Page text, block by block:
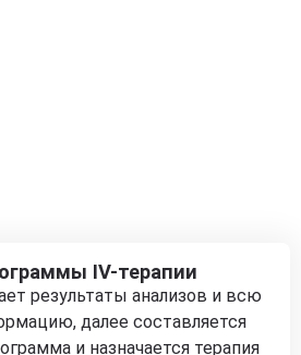
IV-терапии
результаты анализов и всю
далее составляется
и назначается терапия